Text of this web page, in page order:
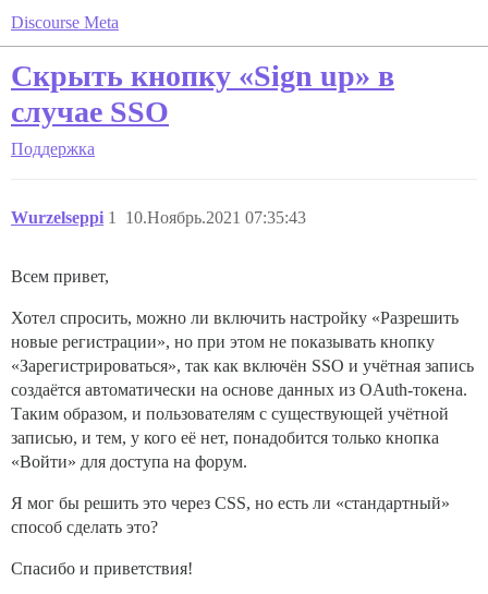
Discourse Meta
Скрыть кнопку «Sign up» в
случае SSO
Поддержка
Wurzelseppi 10.Ноябрь.2021 07:35:43
1
Всем привет,
Хотел спросить, можно ли включить настройку «Разрешить
новые регистрации», но при этом не показывать кнопку
«Зарегистрироваться», так как включён SSO и учётная запись
создаётся автоматически на основе данных из OAuth-токена.
Таким образом, и пользователям с существующей учётной
записью, и тем, у кого её нет, понадобится только кнопка
«Войти» для доступа на форум.
Я мог бы решить это через CSS, но есть ли «стандартный»
способ сделать это?
Спасибо и приветствия!